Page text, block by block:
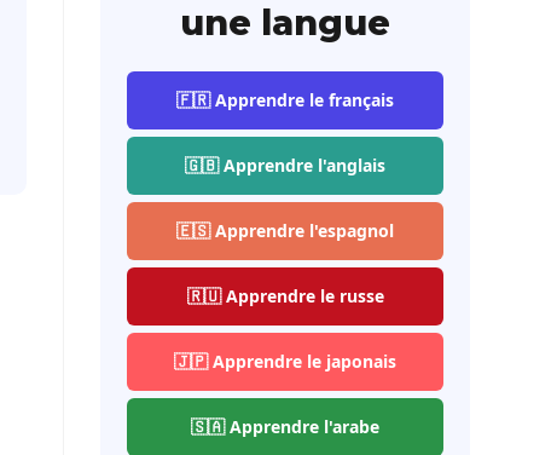
une langue
🇫🇷 Apprendre le français
🇬🇧 Apprendre l'anglais
🇪🇸 Apprendre l'espagnol
🇷🇺 Apprendre le russe
🇯🇵 Apprendre le japonais
🇸🇦 Apprendre l'arabe